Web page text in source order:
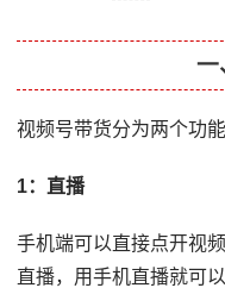
一
视频号带货分为两个功能
1：直播
手机端可以直接点开视
直播，用手机直播就可以